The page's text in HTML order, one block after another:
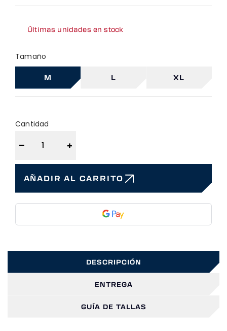
Últimas unidades en stock
Tamaño
M L XL
Cantidad
− +
AÑADIR AL CARRITO
DESCRIPCIÓN
ENTREGA
GUÍA DE TALLAS